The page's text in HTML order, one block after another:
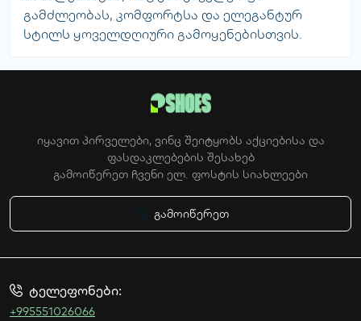
გამძლეობას, კომფორტსა და ელეგანტურ
სტილს ყოველდღიური გამოყენებისთვის.
იყავით პირველები, ვინც შეიტყობს აქციებისა და
ფასდაკლებების შესახებ
გამოიწერეთ ჩვენი ელ. ფოსტის სიახლეები
გამოიწერეთ
ტელეფონები:
+995551026066